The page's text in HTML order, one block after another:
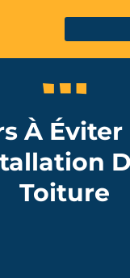
À Éviter
Toiture